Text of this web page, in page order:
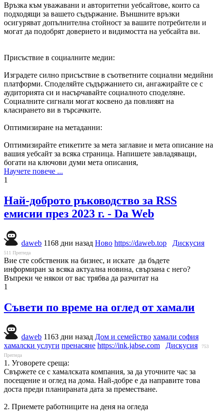
Връзка към уважавани и авторитетни уебсайтове, които са
подходящи за вашето съдържание. Външните връзки
осигуряват допълнителна стойност за вашите потребители и
могат да подобрят доверието и видимостта на уебсайта ви.
Присъствие в социалните медии:
Изградете силно присъствие в съответните социални медийни
платформи. Споделяйте съдържанието си, ангажирайте се с
аудиторията си и насърчавайте социалното споделяне.
Социалните сигнали могат косвено да повлияят на
класирането ви в търсачките.
Оптимизиране на метаданни:
Оптимизирайте етикетите за мета заглавие и мета описание на
вашия уебсайт за всяка страница. Напишете завладяващи,
богати на ключови думи мета описания,
Научете повече ...
1
Най-доброто ръководство за RSS
емисии през 2023 г. - Da Web
daweb 1168 дни назад Ново https://daweb.top Дискусия
511 Прегледа
Вие сте собственик на бизнес, и искате да бъдете
информиран за всяка актуална новина, свързана с него?
Въпреки че някои от вас трябва да разчитат на
1
Съвети по време на оглед от хамали
daweb 1163 дни назад Дом и семейство хамали софия
хамалски услуги пренасяне https://ink.jabse.com Дискусия
753
Прегледа
1. Уговорете среща:
Свържете се с хамалската компания, за да уточните час за
посещение и оглед на дома. Най-добре е да направите това
доста преди планираната дата за преместване.
2. Приемете работниците на деня на огледа